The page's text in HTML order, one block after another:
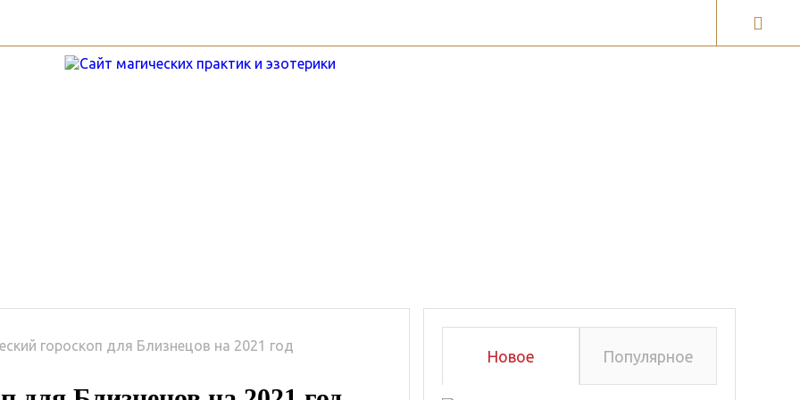
гороскоп для Близнецов на 2021 год
Новое Популярное